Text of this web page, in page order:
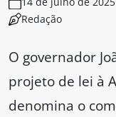
Redação
O governador
projeto de lei à
denomina o